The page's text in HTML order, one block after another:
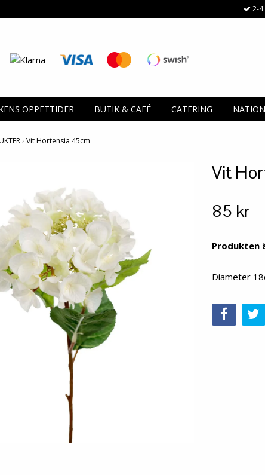
2-
ÖPPETTIDER BUTIK & CAFÉ CATERING
› Vit Hortensia 45cm
Vit
85 kr
Produkten
Diameter